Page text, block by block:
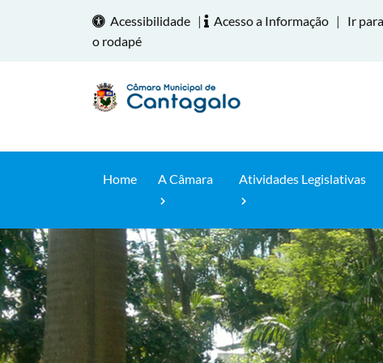
Acessibilidade | Acesso a Informação | Ir
o rodapé
Home A Câmara Atividades Legislativas